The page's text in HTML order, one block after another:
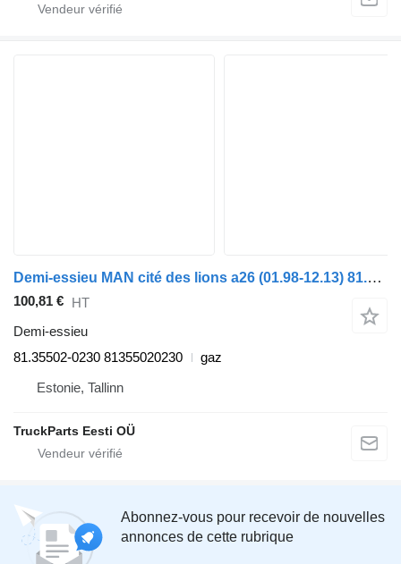
Demi-essieu MAN cité des lions a26 (01.98-12.13) 81.35502-0230 pour MAN Lion's bus (1991-)
100,81 € HT
Demi-essieu
81.35502-0230 81355020230
gaz
Estonie, Tallinn
TruckParts Eesti OÜ
Abonnez-vous pour recevoir de nouvelles
annonces de cette rubrique